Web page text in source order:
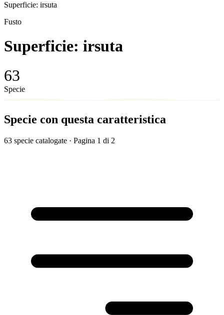
Superficie: irsuta
Fusto
Superficie: irsuta
63
Specie
Specie con questa caratteristica
63 specie catalogate · Pagina 1 di 2